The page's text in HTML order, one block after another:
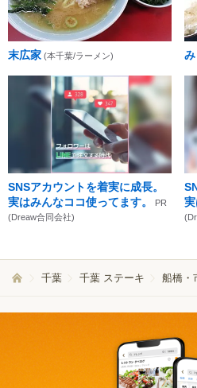
末広家 (本千葉/ラーメン)
SNSアカウントを着実に成長。
実はみんなココ使ってます。
PR
(Dreaw合同会社)
実
千葉 千葉 ステーキ 船橋・